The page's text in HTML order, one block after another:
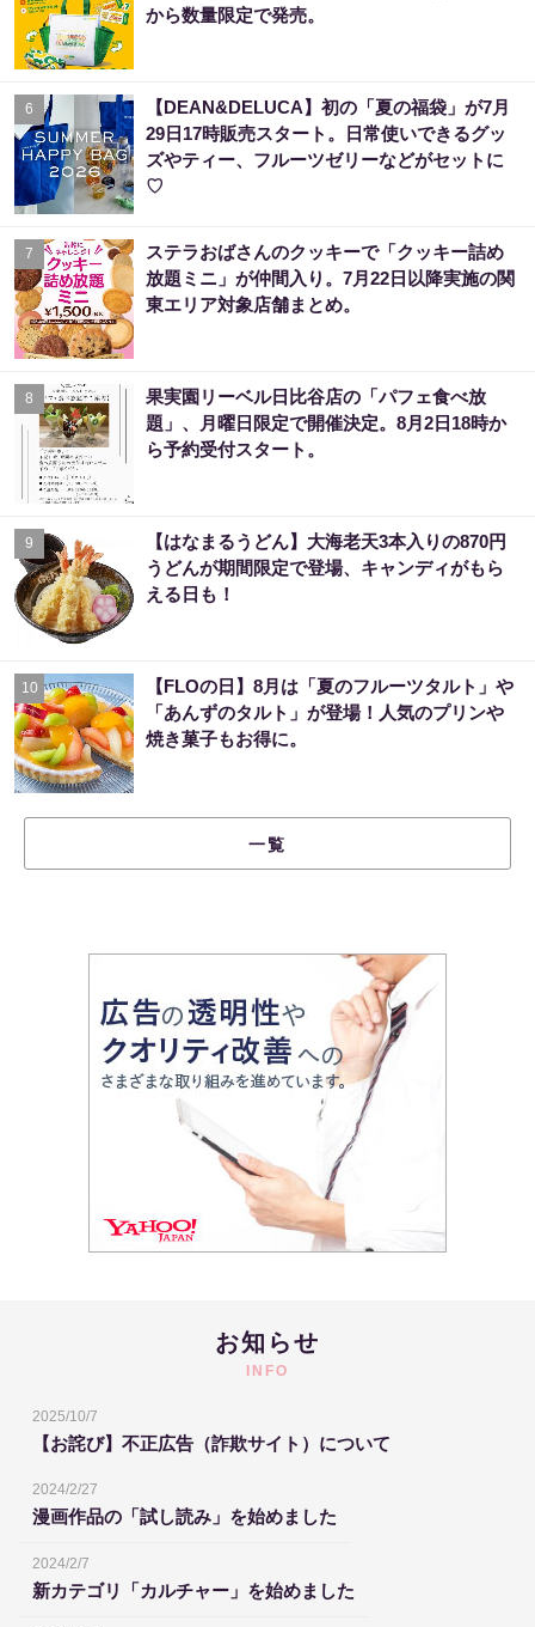
から数量限定で発売。
6
【DEAN&DELUCA】初の「夏の福袋」が7月
29日17時販売スタート。日常使いできるグッ
ズやティー、フルーツゼリーなどがセットに
♡
7
ステラおばさんのクッキーで「クッキー詰め
放題ミニ」が仲間入り。7月22日以降実施の関
東エリア対象店舗まとめ。
8
果実園リーベル日比谷店の「パフェ食べ放
題」、月曜日限定で開催決定。8月2日18時か
ら予約受付スタート。
9
【はなまるうどん】大海老天3本入りの870円
うどんが期間限定で登場、キャンディがもら
える日も！
10
【FLOの日】8月は「夏のフルーツタルト」や
「あんずのタルト」が登場！人気のプリンや
焼き菓子もお得に。
一覧
お知らせ
INFO
2025/10/7
【お詫び】不正広告（詐欺サイト）について
2024/2/27
漫画作品の「試し読み」を始めました
2024/2/7
新カテゴリ「カルチャー」を始めました